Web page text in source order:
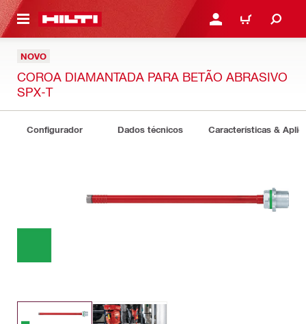
CONTENT ENTRAR OU REGISTAR
CARRINHO
NOVO
COROA DIAMANTADA PARA BETÃO ABRASIVO
SPX-T
Configurador Dados técnicos Características &